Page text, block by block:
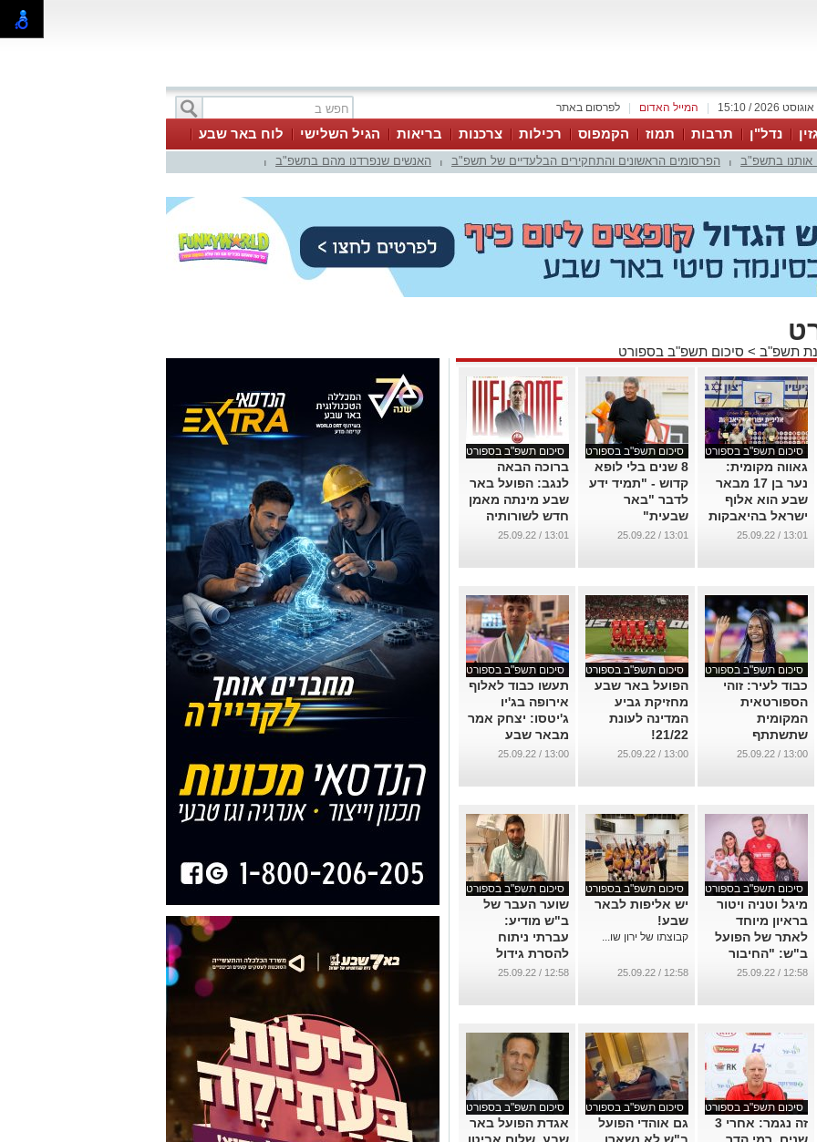
לפרסום באתר המייל האדום
נדל"ן תרבות תמוז הקמפוס רכילות צרכנות בריאות הגיל השלישי לוח באר שבע
אותנו בתשפ"ב הפרסומים הראשונים והתחקירים הבלעדיים של תשפ"ב האנשים שנפרדנו מהם בתשפ"ב
תשפ"ב > סיכום תשפ"ב בספורט
סיכום תשפ"ב בספורט
גאווה מקומית:
נער בן 17 מבאר
שבע הוא אלוף
ישראל בהיאבקות
...
13:01 / 25.09.22
סיכום תשפ"ב בספורט
8 שנים בלי לופא
קדוש - "תמיד ידע
לדבר "באר
שבעית"
...
13:01 / 25.09.22
סיכום תשפ"ב בספורט
ברוכה הבאה
לנגב: הפועל באר
שבע מינתה מאמן
חדש לשורותיה
...
13:01 / 25.09.22
סיכום תשפ"ב בספורט
כבוד לעיר: זוהי
הספורטאית
המקומית
שתשתתף
באליפות אירופה
...
13:00 / 25.09.22
סיכום תשפ"ב בספורט
הפועל באר שבע
מחזיקת גביע
המדינה לעונת
21/22!
...
13:00 / 25.09.22
סיכום תשפ"ב בספורט
תעשו כבוד לאלוף
אירופה בג'יו
ג'יטסו: יצחק אמר
מבאר שבע
...
13:00 / 25.09.22
סיכום תשפ"ב בספורט
מיגל וטניה ויטור
בראיון מיוחד
לאתר של הפועל
ב"ש: "החיבור
שאנחנו מרגישים
ביותר"
12:58 / 25.09.22
סיכום תשפ"ב בספורט
יש אליפות לבאר
שבע!
קבוצתו של ירון שו...
12:58 / 25.09.22
סיכום תשפ"ב בספורט
שוער העבר של
ב"ש מודיע:
עברתי ניתוח
להסרת גידול
...
12:58 / 25.09.22
סיכום תשפ"ב בספורט
זה נגמר: אחרי 3
סיכום תשפ"ב בספורט
גם אוהדי הפועל
סיכום תשפ"ב בספורט
אגדת הפועל באר